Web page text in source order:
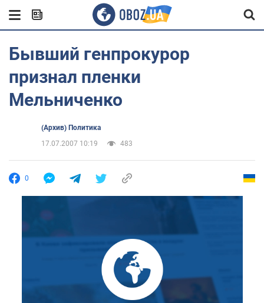
Бывший генпрокурор
признал пленки
Мельниченко
(Архив) Политика
17.07.2007 10:19
483
0